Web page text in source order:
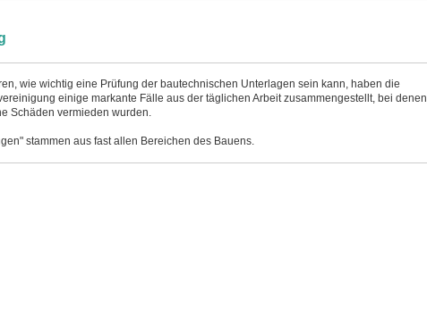
wie wichtig eine Prüfung der bautechnischen Unterlagen sein kann, haben die
einige markante Fälle aus der täglichen Arbeit zusammengestellt, bei denen
Schäden vermieden wurden.
stammen aus fast allen Bereichen des Bauens .